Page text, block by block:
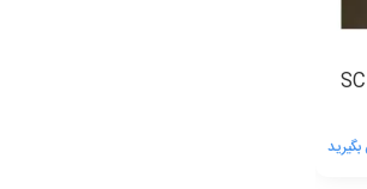
ترازو اکیومد مدل SC